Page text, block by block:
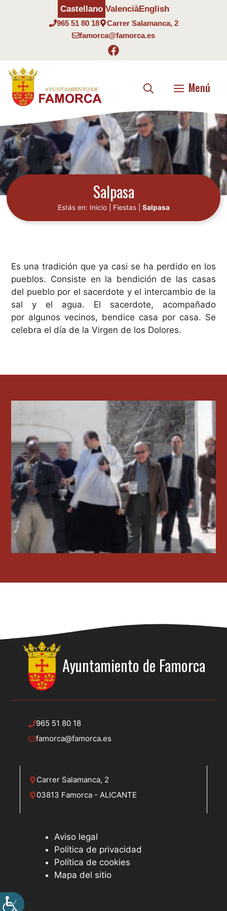
965 51 80 18
Carrer Salamanca, 2
famorca@famorca.es
Castellano ValenciàEnglish
Menú
Salpasa
Estás en: Inicio| Fiestas| Salpasa
Es una tradición que ya casi se ha perdido en los
pueblos. Consiste en la bendición de las casas
del pueblo por el sacerdote y el intercambio de la
sal y el agua. El sacerdote, acompañado
por algunos vecinos, bendice casa por casa. Se
celebra el día de la Virgen de los Dolores.
Ayuntamiento de Famorca
965 51 80 18
famorca@famorca.es
Carrer Salamanca, 2
03813 Famorca - ALICANTE
Aviso legal
Política de privacidad
Política de cookies
Mapa del sitio